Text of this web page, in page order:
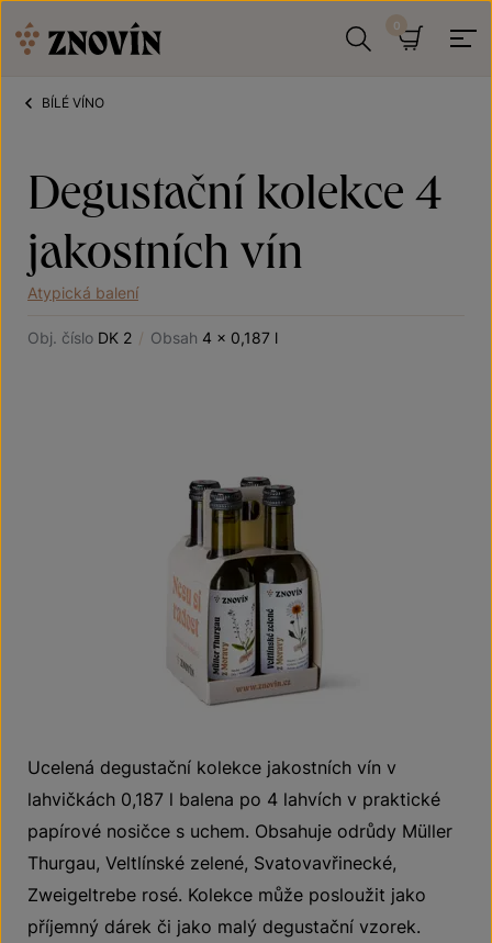
BÍLÉ VÍNO
Degustační kolekce 4
jakostních vín
Atypická balení
Obj. číslo DK 2 / Obsah 4 x 0,187 l
Ucelená degustační kolekce jakostních vín v
lahvičkách 0,187 l balena po 4 lahvích v praktické
papírové nosičce s uchem. Obsahuje odrůdy Müller
Thurgau, Veltlínské zelené, Svatovavřinecké,
Zweigeltrebe rosé. Kolekce může posloužit jako
příjemný dárek či jako malý degustační vzorek.